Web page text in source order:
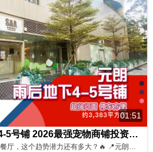
01:51
独家代理 元朗雨后地下4-5号铺 2026最强宠物商铺投资？ 元朗雨后巨铺超值收租盘！
宠物经济爆发中！连狗狗都能进餐厅，这个趋势潜力还有多大？🔥 📍元朗宏业西街21号「雨后」地下4及5号相连铺 建筑面积约3,383平方尺，超40呎阔门面，极吸睛引流！门口还可停车，客户带宠物来超方便👀🐶 🚇步行约4分钟直达港铁朗屏站，交通便利！ 🏡楼上300多户「雨后」住户+周边成熟住宅区、大型商场、写字楼，全天候人流稳定！ 租户签长约稳定，完全不受北上消费影响！ 租金回报高达约5...